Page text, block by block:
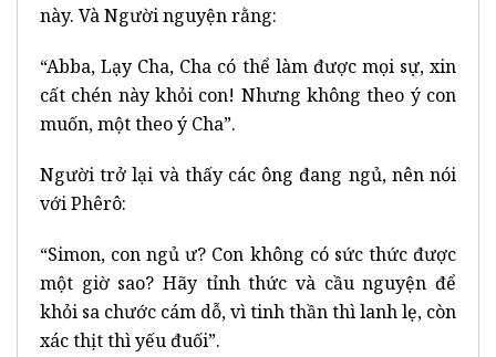
này. Và Người nguyện rằng:
“Abba, Lạy Cha, Cha có thể làm được mọi sự, xin
cất chén này khỏi con! Nhưng không theo ý con
muốn, một theo ý Cha”.
Người trở lại và thấy các ông đang ngủ, nên nói
với Phêrô:
“Simon, con ngủ ư? Con không có sức thức được
một giờ sao? Hãy tỉnh thức và cầu nguyện để
khỏi sa chước cám dỗ, vì tinh thần thì lanh lẹ, còn
xác thịt thì yếu đuối”.